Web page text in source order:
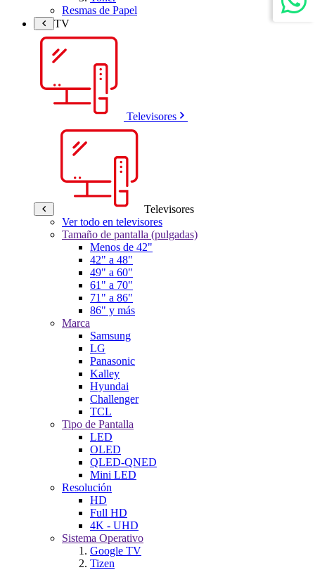
Resmas de Papel
TV
Televisores
Televisores
Ver todo en televisores
Tamaño de pantalla (pulgadas)
Menos de 42"
42" a 48"
49" a 60"
61" a 70"
71" a 86"
86" y más
Marca
Samsung
LG
Panasonic
Kalley
Hyundai
Challenger
TCL
Tipo de Pantalla
LED
OLED
QLED-QNED
Mini LED
Resolución
HD
Full HD
4K - UHD
Sistema Operativo
Google TV
Tizen